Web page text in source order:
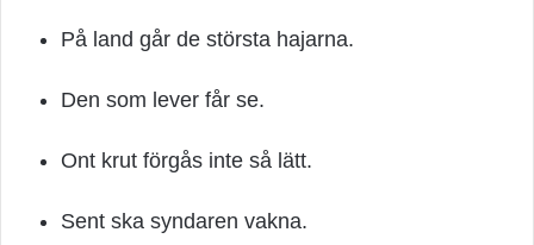
På land går de största hajarna.
Den som lever får se.
Ont krut förgås inte så lätt.
Sent ska syndaren vakna.